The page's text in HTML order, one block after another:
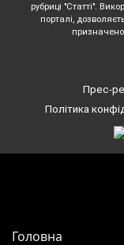
рубриці "Статті".
порталі,
призначено
Прес-
Політика
Головна